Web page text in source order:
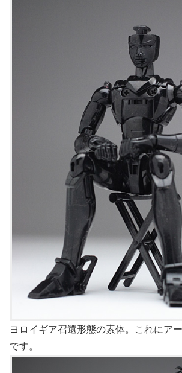
ヨロイギア召還形態の素体。これにア
です。